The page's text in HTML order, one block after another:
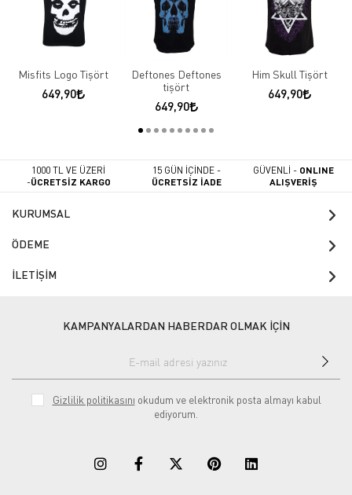
Misfits Logo Tişört
649,90
Deftones Deftones
tişört
649,90
Him Skull Tişört
649,90
1000 TL VE ÜZERİ
-ÜCRETSİZ KARGO
15 GÜN İÇİNDE -
ÜCRETSİZ İADE
GÜVENLİ - ONLINE
ALIŞVERİŞ
KURUMSAL
ÖDEME
İLETİŞİM
KAMPANYALARDAN HABERDAR OLMAK İÇİN
Gizlilik politikasını okudum ve elektronik posta almayı kabul
ediyorum.